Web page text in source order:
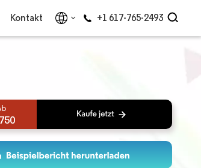
Kontakt +1 617-765-2493